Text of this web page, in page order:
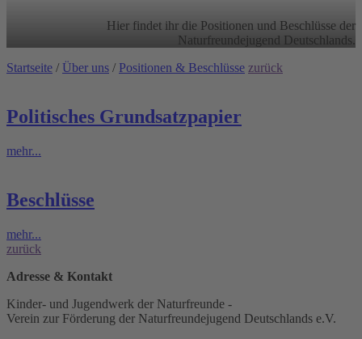
Hier findet ihr die Positionen und Beschlüsse der
Naturfreundejugend Deutschlands.
Startseite / Über uns / Positionen & Beschlüsse zurück
Politisches Grundsatzpapier
mehr...
Beschlüsse
mehr...
zurück
Adresse & Kontakt
Kinder- und Jugendwerk der Naturfreunde -
Verein zur Förderung der Naturfreundejugend Deutschlands e.V.